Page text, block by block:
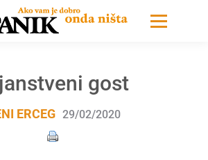
gost
ERCEG 29/02/2020